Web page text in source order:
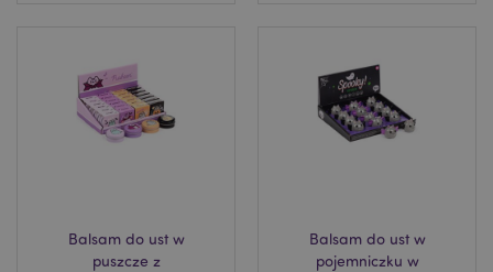
Balsam do ust w
puszcze z
Balsam do ust w
pojemniczku w